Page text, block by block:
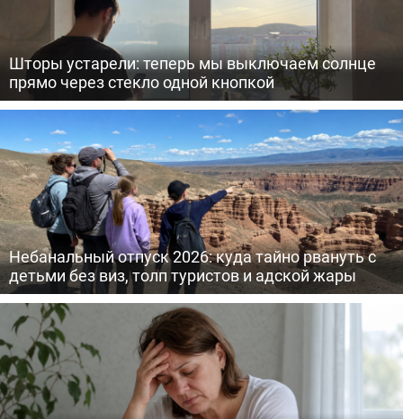
Шторы устарели: теперь мы выключаем солнце
прямо через стекло одной кнопкой
Небанальный отпуск 2026: куда тайно рвануть с
детьми без виз, толп туристов и адской жары